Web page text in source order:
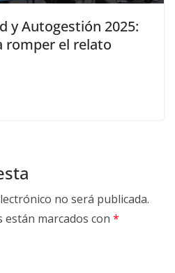
y Autogestión 2025:
romper el relato
no será publicada.
marcados con *